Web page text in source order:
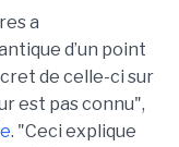
a
d’un point
de celle-ci sur
est pas connu",
. "Ceci explique